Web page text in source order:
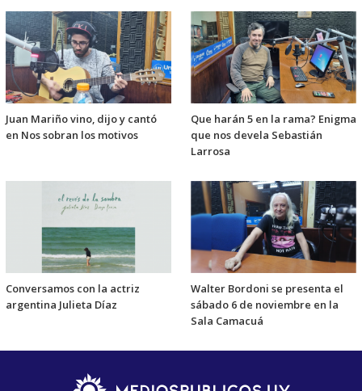
Juan Mariño vino, dijo y cantó
en Nos sobran los motivos
Que harán 5 en la rama? Enigma
que nos devela Sebastián
Larrosa
Conversamos con la actriz
argentina Julieta Díaz
Walter Bordoni se presenta el
sábado 6 de noviembre en la
Sala Camacuá